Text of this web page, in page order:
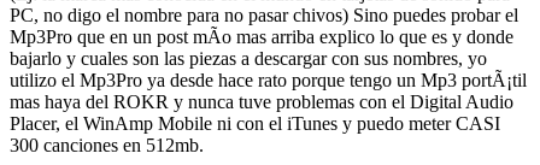
PC, no digo el nombre para no pasar chivos) Sino puedes probar el
Mp3Pro que en un post mÃ­o mas arriba explico lo que es y donde
bajarlo y cuales son las piezas a descargar con sus nombres, yo
utilizo el Mp3Pro ya desde hace rato porque tengo un Mp3 portÃ¡til
mas haya del ROKR y nunca tuve problemas con el Digital Audio
Placer, el WinAmp Mobile ni con el iTunes y puedo meter CASI
300 canciones en 512mb.